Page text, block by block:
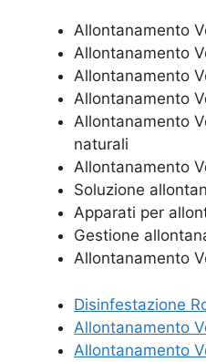
Allontanamento
Allontanamento
Allontanamento
Allontanamento
Allontanamento
naturali
Allontanamento
Soluzione
Apparati per
Gestione
Allontanamento
Disinfestazione
Allontanamento
Allontanamento